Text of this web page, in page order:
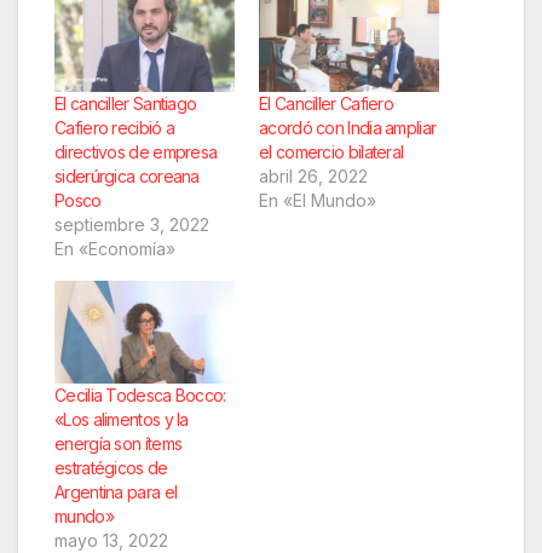
El canciller Santiago
Cafiero recibió a
directivos de empresa
siderúrgica coreana
Posco
septiembre 3, 2022
En «Economía»
El Canciller Cafiero
acordó con India ampliar
el comercio bilateral
abril 26, 2022
En «El Mundo»
Cecilia Todesca Bocco:
«Los alimentos y la
energía son ítems
estratégicos de
Argentina para el
mundo»
mayo 13, 2022